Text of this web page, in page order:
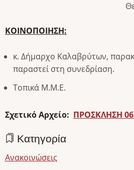
ΚΟΙΝΟΠΟΙΗΣΗ:
κ. Δήμαρχο Καλαβρύτων,
παραστεί στη συνεδρίαση.
Τοπικά Μ.Μ.Ε.
Σχετικό Αρχείο: ΠΡΟΣΚΛΗΣH 06
Κατηγορία
Ανακοινώσεις